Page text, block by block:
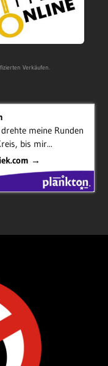
Verkäufen.
meine Runden
bis mir...
→